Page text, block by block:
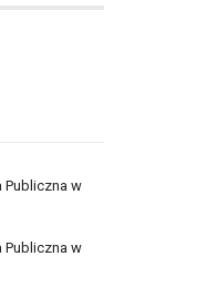
Publiczna w
Publiczna w